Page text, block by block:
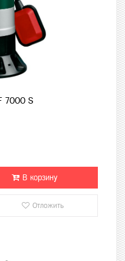
7000 S
В корзину
Отложить